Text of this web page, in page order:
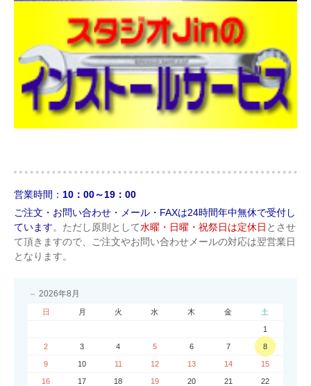
営業時間： 10：00～19：00
ご注文・お問い合わせ・メール・FAXは24時間年中無休で受付し
ています。ただし原則として水曜・日曜・祝祭日は定休日 とさせ
て頂きますので、ご注文やお問い合わせメールの対応は翌営業日
となります。
2026年8月
日 月 火 水 木 金 土
1
2 3 4 5 6 7 8
9 10 11 12 13 14 15
16 17 18 19 20 21 22